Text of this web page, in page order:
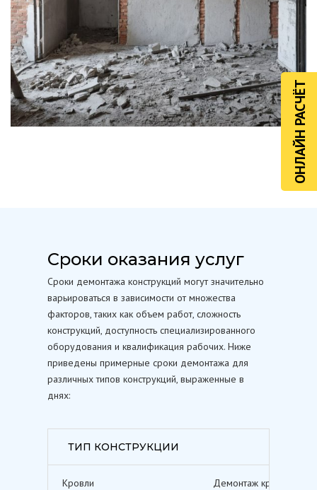
ОНЛАЙН РАСЧЁТ
Сроки оказания услуг
Сроки демонтажа конструкций могут значительно
варьироваться в зависимости от множества
факторов, таких как объем работ, сложность
конструкций, доступность специализированного
оборудования и квалификация рабочих. Ниже
приведены примерные сроки демонтажа для
различных типов конструкций, выраженные в
днях:
ТИП КОНСТРУКЦИИ
Кровли Демонтаж кровельных